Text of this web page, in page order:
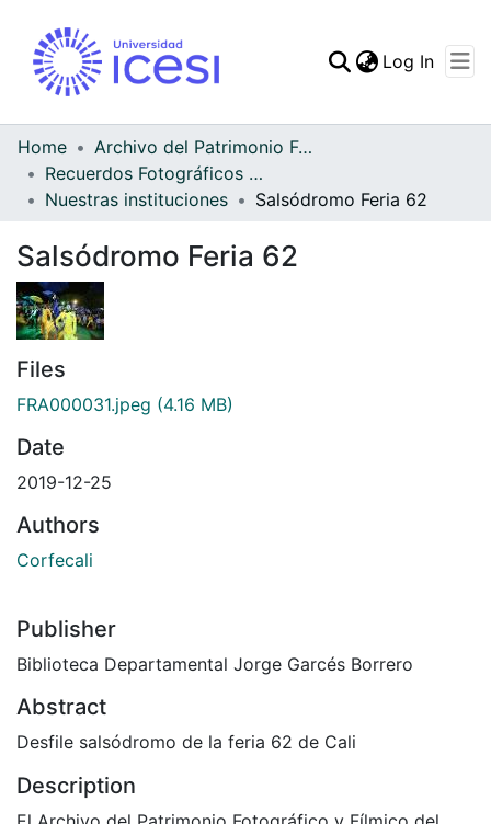
Log In
Home
Archivo del Patrimonio Fotográfico y Fílmico del Valle del Cauca
Recuerdos Fotográficos Vallecaucanos
Nuestras instituciones
Salsódromo Feria 62
Salsódromo Feria 62
Files
FRA000031.jpeg (4.16 MB)
Date
2019-12-25
Authors
Corfecali
Publisher
Biblioteca Departamental Jorge Garcés Borrero
Abstract
Desfile salsódromo de la feria 62 de Cali
Description